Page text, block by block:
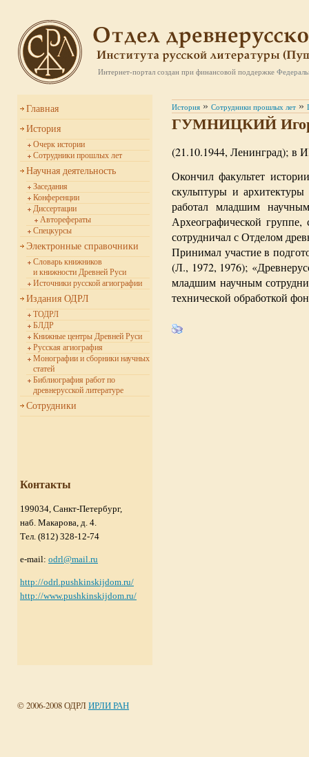
Интернет-портал создан при финансовой поддержке
Главная
История
Очерк истории
Сотрудники прошлых лет
Научная деятельность
Заседания
Конференции
Диссертации
Авторефераты
Спецкурсы
Электронные справочники
Словарь книжников
и книжности Древней Руси
Источники русской агиографии
Издания ОДРЛ
ТОДРЛ
БЛДР
Книжные центры Древней Руси
Русская агиография
Монографии и сборники научных
статей
Библиография работ по
древнерусской литературе
Сотрудники
Контакты
199034, Санкт-Петербург,
наб. Макарова, д. 4.
Тел. (812) 328-12-74
e-mail: odrl@mail.ru
http://odrl.pushkinskijdom.ru/
http://www.pushkinskijdom.ru/
История »Сотрудники прошлых лет »
ГУМНИЦКИЙ
(21.10.1944, Ленинград); в
Окончил факультет
скульптуры и
работал младшим
Археографической
сотрудничал с Отделом
Принимал участие в
(Л., 1972, 1976);
младшим научным
технической обработкой
© 2006-2008 ОДРЛИРЛИ РАН